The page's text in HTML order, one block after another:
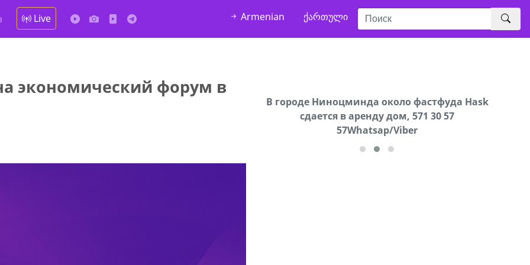
Live Armenian ქართული
экономический форум в
В городе Ниноцминда около фастфуда Hask
cдается в аренду дом, 571 30 57
57Whatsap/Viber
Продается машина марки Prado,571 30 57
57Whatsap/Viber